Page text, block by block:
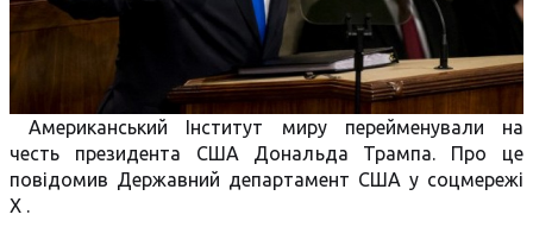
Американський Інститут миру перейменували на
честь президента США Дональда Трампа. Про це
повідомив Державний департамент США у соцмережі
Х .